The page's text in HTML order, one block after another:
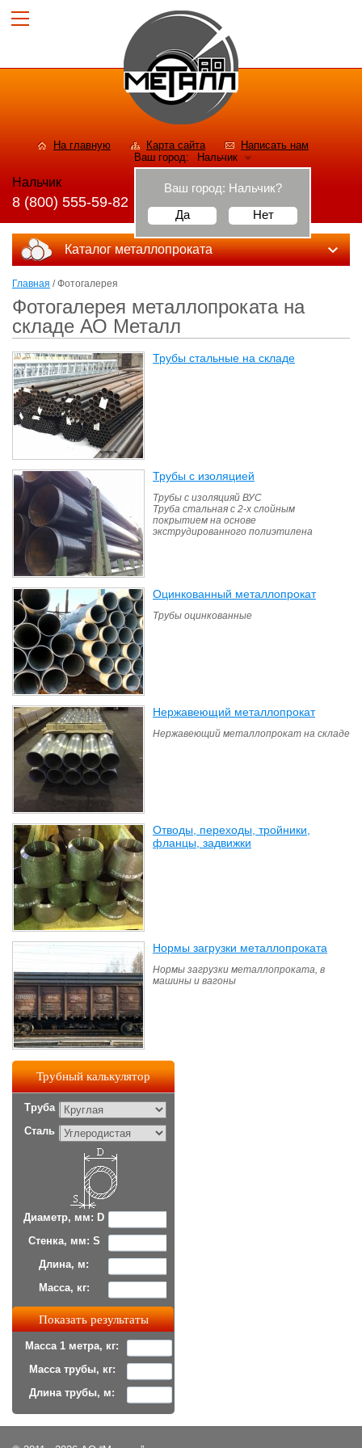
На главную Карта сайта
Написать нам
Ваш город:
Нальчик
Ваш город: Нальчик?
Да
Нет
Нальчик
8 (800) 555-59-82
Каталог металлопроката
Главная / Фотогалерея
Фотогалерея металлопроката на
складе АО Металл
Трубы стальные на складе
Трубы с изоляцией
Трубы с изоляцияй ВУС
Труба стальная с 2-х слойным
покрытием на основе
экструдированного полиэтилена
Оцинкованный металлопрокат(16)
Трубы оцинкованные
Нержавеющий металлопрокат(12)
Нержавеющий металлопрокат на складе
Отводы, переходы, тройники,
фланцы, задвижки
Нормы загрузки металлопроката
Нормы загрузки металлопроката, в
машины и вагоны
Трубный калькулятор
Труба
Сталь
Диаметр, мм: D
Стенка, мм: S
Длина, м:
Масса, кг:
Масса 1 метра, кг:
Масса трубы, кг:
Длина трубы, м: